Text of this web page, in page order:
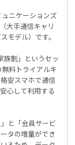
ニケーションズ
大手通信キャリ
モデル）です。
族割」というセッ
料トライアルキ
安スマホで通信
心して利用する
と「会員サービ
タの増量ができ